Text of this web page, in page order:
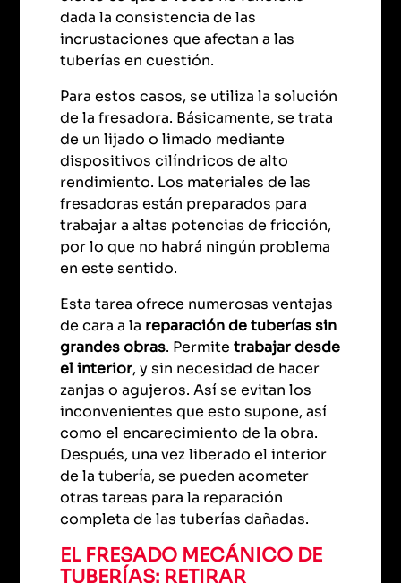
dada la consistencia de las
incrustaciones que afectan a las
tuberías en cuestión.
Para estos casos, se utiliza la solución
de la fresadora. Básicamente, se trata
de un lijado o limado mediante
dispositivos cilíndricos de alto
rendimiento. Los materiales de las
fresadoras están preparados para
trabajar a altas potencias de fricción,
por lo que no habrá ningún problema
en este sentido.
Esta tarea ofrece numerosas ventajas
de cara a la reparación de tuberías sin
grandes obras. Permite trabajar desde
el interior, y sin necesidad de hacer
zanjas o agujeros. Así se evitan los
inconvenientes que esto supone, así
como el encarecimiento de la obra.
Después, una vez liberado el interior
de la tubería, se pueden acometer
otras tareas para la reparación
completa de las tuberías dañadas.
EL FRESADO MECÁNICO DE
TUBERÍAS: RETIRAR